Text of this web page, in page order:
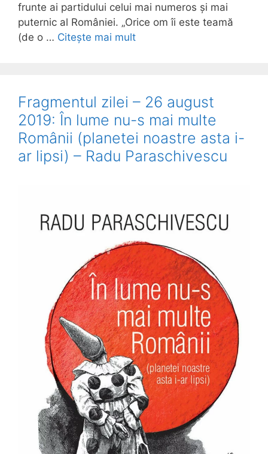
frunte ai partidului celui mai numeros și mai
puternic al României. „Orice om îi este teamă
(de o … Citește mai mult
Fragmentul zilei – 26 august
2019: În lume nu-s mai multe
Românii (planetei noastre asta i-
ar lipsi) – Radu Paraschivescu